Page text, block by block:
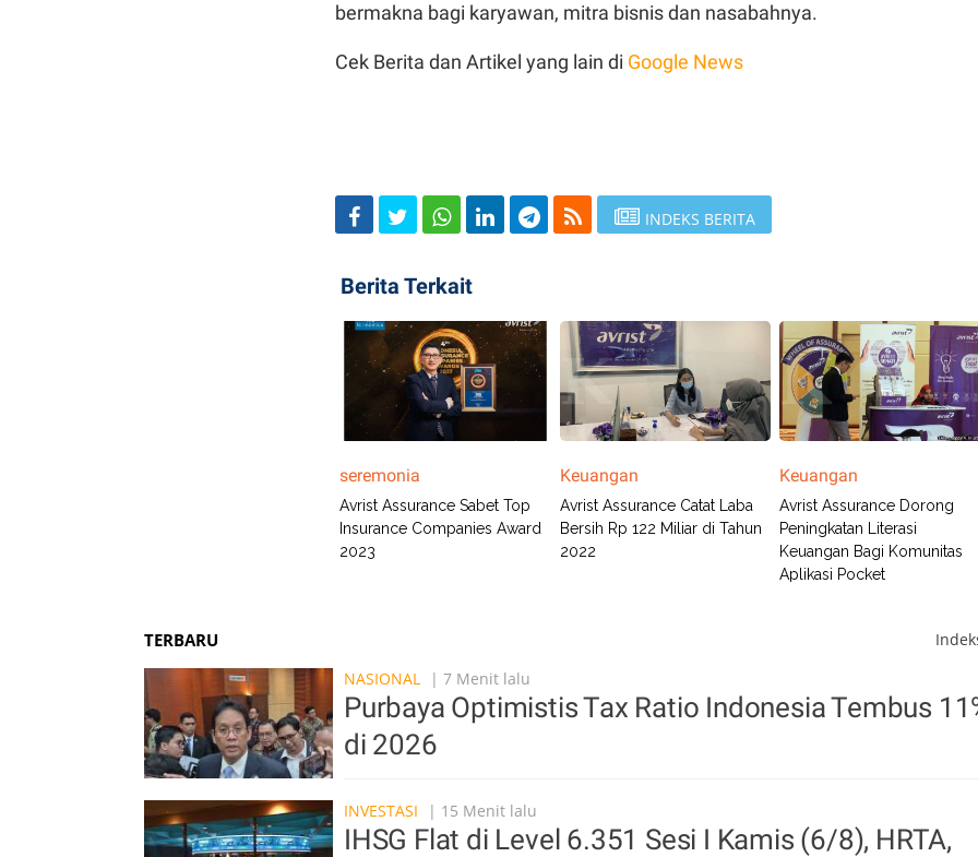
bermakna bagi karyawan, mitra bisnis dan nasabahnya.
Cek Berita dan Artikel yang lain di Google News
INDEKS BERITA
Berita Terkait
seremonia
Avrist Assurance Sabet Top
Insurance Companies Award
2023
Keuangan
Avrist Assurance Catat Laba
Bersih Rp 122 Miliar di Tahun
2022
Keuangan
Avrist Assurance Dorong
Peningkatan Literasi
Keuangan Bagi Komunitas
Aplikasi Pocket
TERBARU
NASIONAL
| 7 Menit lalu
Purbaya Optimistis Tax Ratio Indonesia Tembus
di 2026
INVESTASI | 15 Menit lalu
IHSG Flat di Level 6.351 Sesi I Kamis (6/8), HRTA,